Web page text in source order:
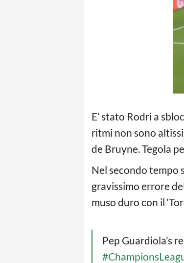
E’ stato Rodri a
ritmi non sono
de Bruyne. Tegola
Nel secondo tempo
gravissimo errore
muso duro con il
Pep Guardiola’s